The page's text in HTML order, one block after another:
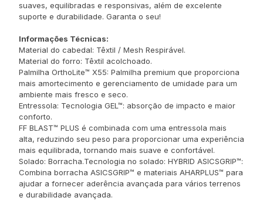
suaves, equilibradas e responsivas, além de excelente
suporte e durabilidade. Garanta o seu!
Informações Técnicas:
Material do cabedal: Têxtil / Mesh Respirável.
Material do forro: Têxtil acolchoado.
Palmilha OrthoLite™ X55: Palmilha premium que proporciona
mais amortecimento e gerenciamento de umidade para um
ambiente mais fresco e seco.
Entressola: Tecnologia GEL™: absorção de impacto e maior
conforto.
FF BLAST™ PLUS é combinada com uma entressola mais
alta, reduzindo seu peso para proporcionar uma experiência
mais equilibrada, tornando mais suave e confortável.
Solado: Borracha.Tecnologia no solado: HYBRID ASICSGRIP™:
Combina borracha ASICSGRIP™ e materiais AHARPLUS™ para
ajudar a fornecer aderência avançada para vários terrenos
e durabilidade avançada.